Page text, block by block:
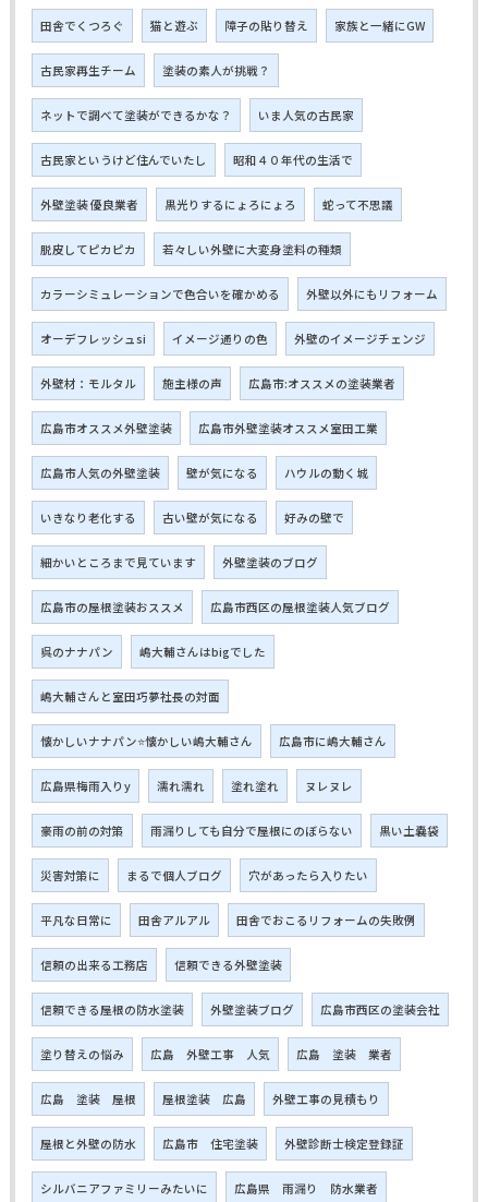
田舎でくつろぐ 猫と遊ぶ 障子の貼り替え 家族と一緒にGW
古民家再生チーム 塗装の素人が挑戦？
ネットで調べて塗装ができるかな？ いま人気の古民家
古民家というけど住んでいたし 昭和４０年代の生活で
外壁塗装 優良業者 黒光りするにょろにょろ 蛇って不思議
脱皮してピカピカ 若々しい外壁に大変身塗料の種類
カラーシミュレーションで色合いを確かめる 外壁以外にもリフォーム
オーデフレッシュsi イメージ通りの色 外壁のイメージチェンジ
外壁材：モルタル 施主様の声 広島市:オススメの塗装業者
広島市オススメ外壁塗装 広島市外壁塗装オススメ室田工業
広島市人気の外壁塗装 壁が気になる ハウルの動く城
いきなり老化する 古い壁が気になる 好みの壁で
細かいところまで見ています 外壁塗装のブログ
広島市の屋根塗装おススメ 広島市西区の屋根塗装人気ブログ
呉のナナパン 嶋大輔さんはbigでした
嶋大輔さんと室田巧夢社長の対面
懐かしいナナパン⭐懐かしい嶋大輔さん 広島市に嶋大輔さん
広島県梅雨入りy 濡れ濡れ 塗れ塗れ ヌレヌレ
豪雨の前の対策 雨漏りしても自分で屋根にのぼらない 黒い土嚢袋
災害対策に まるで個人ブログ 穴があったら入りたい
平凡な日常に 田舎アルアル 田舎でおこるリフォームの失敗例
信頼の出来る工務店 信頼できる外壁塗装
信頼できる屋根の防水塗装 外壁塗装ブログ 広島市西区の塗装会社
塗り替えの悩み 広島 外壁工事 人気 広島 塗装 業者
広島 塗装 屋根 屋根塗装 広島 外壁工事の見積もり
屋根と外壁の防水 広島市 住宅塗装 外壁診断士検定登録証
シルバニアファミリーみたいに 広島県 雨漏り 防水業者